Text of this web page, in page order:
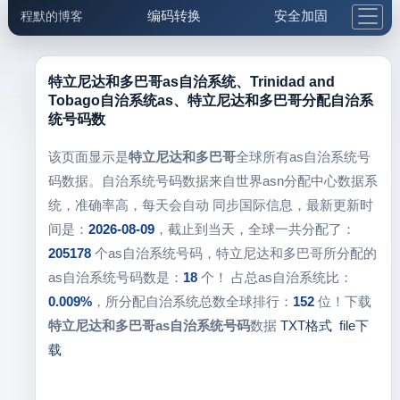
程默的博客 编码转换 安全加固
邮件工具 生活便民 更多工具
5.1支付宝大红包
特立尼达和多巴哥as自治系统、Trinidad and
Tobago自治系统as、特立尼达和多巴哥分配自治系
统号码数
该页面显示是特立尼达和多巴哥全球所有as自治系统号
码数据。自治系统号码数据来自世界asn分配中心数据系
统，准确率高，每天会自动 同步国际信息，最新更新时
间是： 2026-08-09，截止到当天，全球一共分配了：
205178个as自治系统号码，特立尼达和多巴哥所分配的
as自治系统号码数是： 18个！ 占总as自治系统比：
0.009%，所分配自治系统总数全球排行： 152位！下载
特立尼达和多巴哥as自治系统号码数据 TXT格式 file下
载